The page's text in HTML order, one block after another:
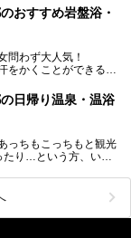
すが、さまざまなサウ
おすすめ岩盤浴・
問わず大人気！
かくことができるの
気の京都。
ってリフレッシュす
ピックアップしてご紹
日帰り温泉・温浴
っちもこっちもと観光
り…という方、いま
には、市内にも郊外に
。そこで、日帰り利用
とめてみました。